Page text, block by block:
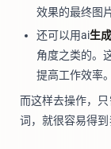
效果的最终图
还可以用ai生
角度之类的。
提高工作效率。
而这样去操作，
词，就很容易得到